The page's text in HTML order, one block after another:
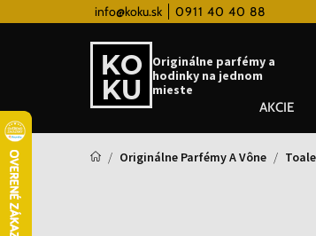
info@koku.sk 0911 40 40 88
Vernostný
Originálne parfémy a
hodinky na jednom
mieste
AKCIE
Originálne Parfémy A Vône